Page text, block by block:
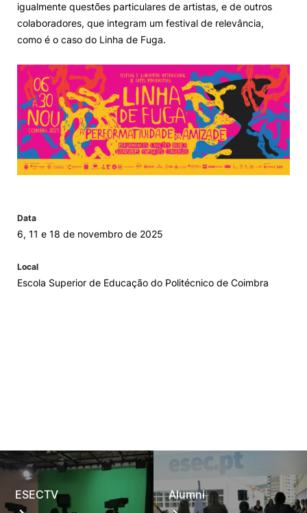
igualmente questões particulares de artistas, e de outros
colaboradores, que integram um festival de relevância,
como é o caso do Linha de Fuga.
Data
6, 11 e 18 de novembro de 2025
Local
Escola Superior de Educação do Politécnico de Coimbra
ESECTV Alumni